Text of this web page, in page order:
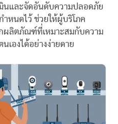
มินและจัดอันดับความปลอดภัย
หนดไว้ ช่วยให้ผู้บริโภค
ผลิตภัณฑ์ที่เหมาะสมกับความ
เองได้อย่างง่ายดาย